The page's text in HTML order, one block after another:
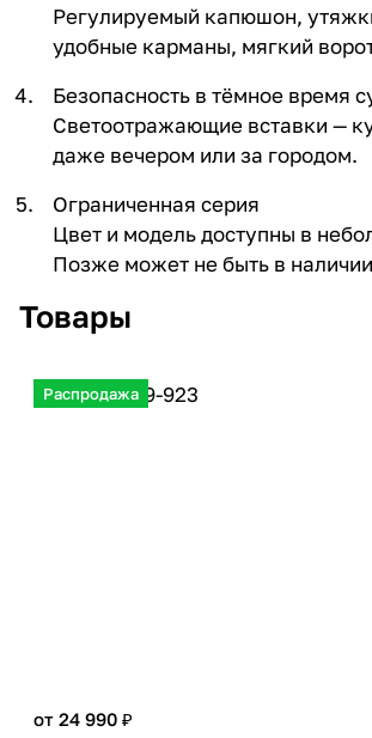
Регулируемый капюшон,
удобные карманы, мягкий
Безопасность в тёмное время
Светоотражающие вставки —
даже вечером или за городом.
Ограниченная серия
Цвет и модель доступны в
Позже может не быть в
Товары
Распродажа
от 24 990 ₽